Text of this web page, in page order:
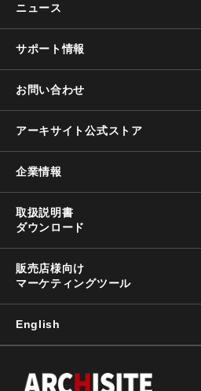
ニュース
サポート情報
お問い合わせ
アーキサイト公式ストア
企業情報
取扱説明書
ダウンロード
販売店様向け
マーケティングツール
English